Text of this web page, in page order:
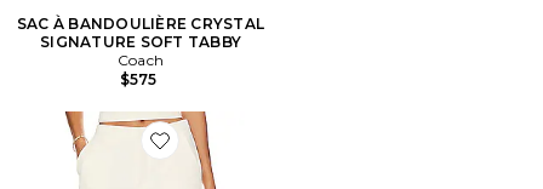
SAC À BANDOULIÈRE CRYSTAL
SIGNATURE SOFT TABBY
Coach
$575
Favorite PANTALON ROMA